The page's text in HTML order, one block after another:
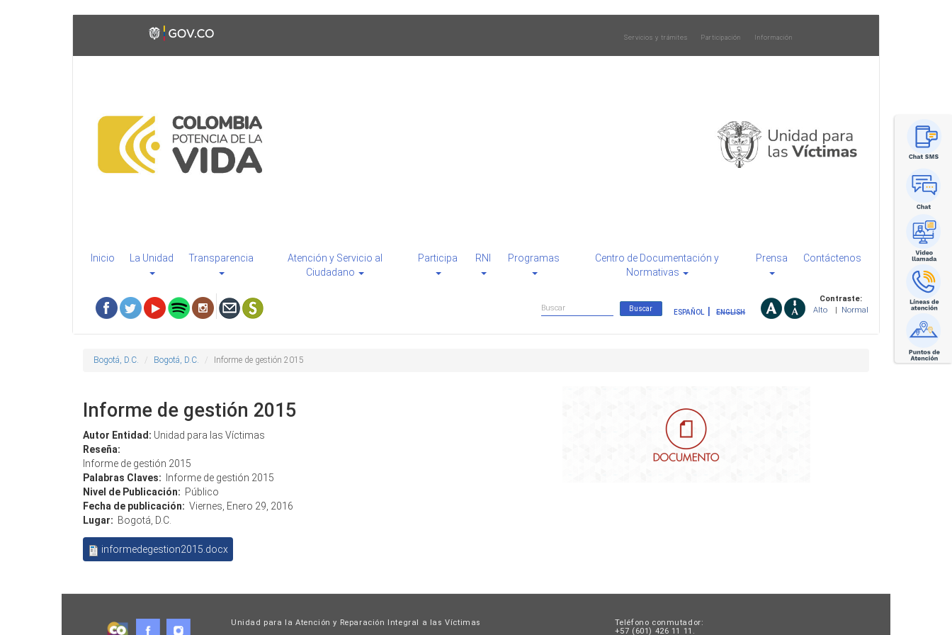
Servicios y trámites Participación Información
Inicio La Unidad Transparencia
Atención y Servicio al
Ciudadano
Participa RNI Programas
Centro de Documentación y
Normativas
Prensa Contáctenos
Contraste:
Alto
Normal
ESPAÑOL ENGLISH
Formulario
de
Bogotá, D.C. Bogotá, D.C. Informe de gestión 2015
Informe de gestión 2015
Autor Entidad: Unidad para las Víctimas
Reseña:
Informe de gestión 2015
Palabras Claves:
Informe de gestión 2015
Nivel de Publicación: Público
Fecha de publicación: Viernes, Enero 29, 2016
Lugar: Bogotá, D.C.
informedegestion2015.docx
Unidad para la Atención y Reparación Integral a las Víctimas
Teléfono conmutador:
+57 (601) 426 11 11.